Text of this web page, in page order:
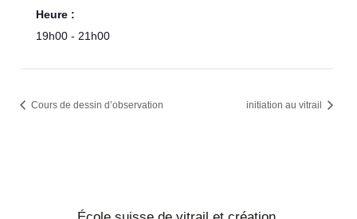
Heure :
19h00 - 21h00
Cours de dessin d’observation initiation au vitrail